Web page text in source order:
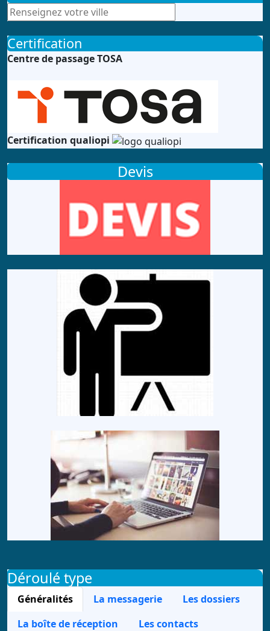
Certification
Centre de passage TOSA
Certification qualiopi
Devis
Déroulé type
Généralités La messagerie
Les dossiers
La boîte de réception
Les contacts